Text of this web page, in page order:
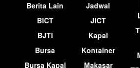
Berita Lain
BICT
BJTI
Bursa
Bursa Kapal
Jadwal
JICT
Kapal
Kontainer
Makasar